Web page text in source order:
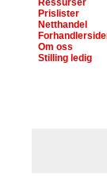
Ressurser
Prislister
Netthandel
Om oss
Stilling ledig